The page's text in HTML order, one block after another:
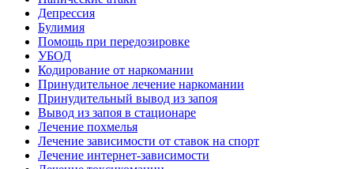
Депрессия
Булимия
Помощь при передозировке
УБОД
Кодирование от наркомании
Принудительное лечение наркомании
Принудительный вывод из запоя
Вывод из запоя в стационаре
Лечение похмелья
Лечение зависимости от ставок на спорт
Лечение интернет-зависимости